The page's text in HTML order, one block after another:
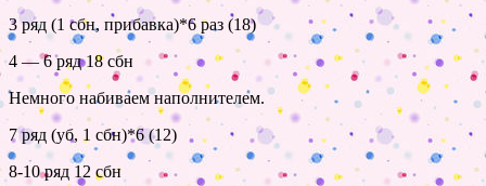
3 ряд (1 сбн, прибавка)*6 раз (18)
4 — 6 ряд 18 сбн
Немного набиваем наполнителем.
7 ряд (уб, 1 сбн)*6 (12)
8-10 ряд 12 сбн